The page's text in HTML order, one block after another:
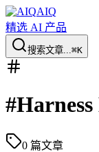
AIQ
精选 AI 产品
搜索文章...⌘K
#
0 篇文章